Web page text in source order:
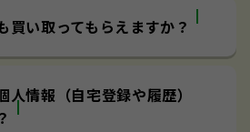
買い取ってもらえますか？
人情報（自宅登録や履歴）